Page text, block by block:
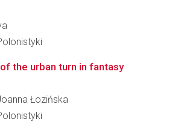
the urban turn in fantasy
Łozińska